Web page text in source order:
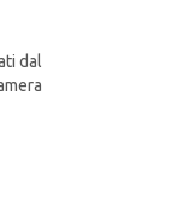
dal